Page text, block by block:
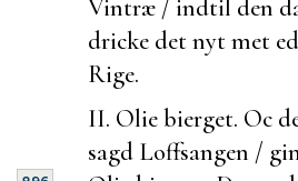
Vintræ / indtil den
dricke det nyt met
Rige.
II. Olie bierget. Oc
sagd Loffsangen /